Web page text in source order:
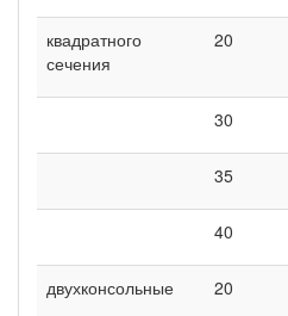
квадратного
сечения
20
30
35
40
двухконсольные 20